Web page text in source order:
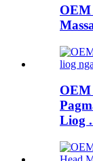
OEM
OEM
Liog